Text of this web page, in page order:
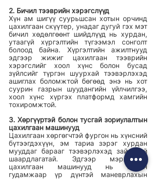
2. Бичил тээврийн хэрэгслүүд
Хүн ам шигүү суурьшсан хотын орчинд
цахилгаан скүүтер, унадаг дугуй гэх мэт
бичил хөдөлгөөнт шийдлүүд нь хурдан,
утаагүй хүргэлтийн түгээмэл сонголт
болоод байна. Хүргэлтийн ажилтнууд
эдгээр жижиг цахилгаан тээврийн
хэрэгслийг хоол хүнс болон бусад
зүйлсийг түргэн шуурхай тээвэрлэхэд
ашиглах боломжтой бөгөөд энэ нь хот
суурин газрын шуудангийн үйлчилгээ,
хоол хүнс хүргэх платформд хамгийн
тохиромжтой.
3. Хөргүүртэй болон тусгай зориулалтын
цахилгаан машинууд
Цахилгаан хөргөгчтэй фургон нь хүнсний
бүтээгдэхүүн, эм тариа зэрэг хурдан
мууддаг барааг тээвэрлэхэд зайлшгүй
шаардлагатай. Эдгээр мэргэшсэн
цахилгаан машинууд нь хотын
гудамжаар үр дүнтэй маневрлахын